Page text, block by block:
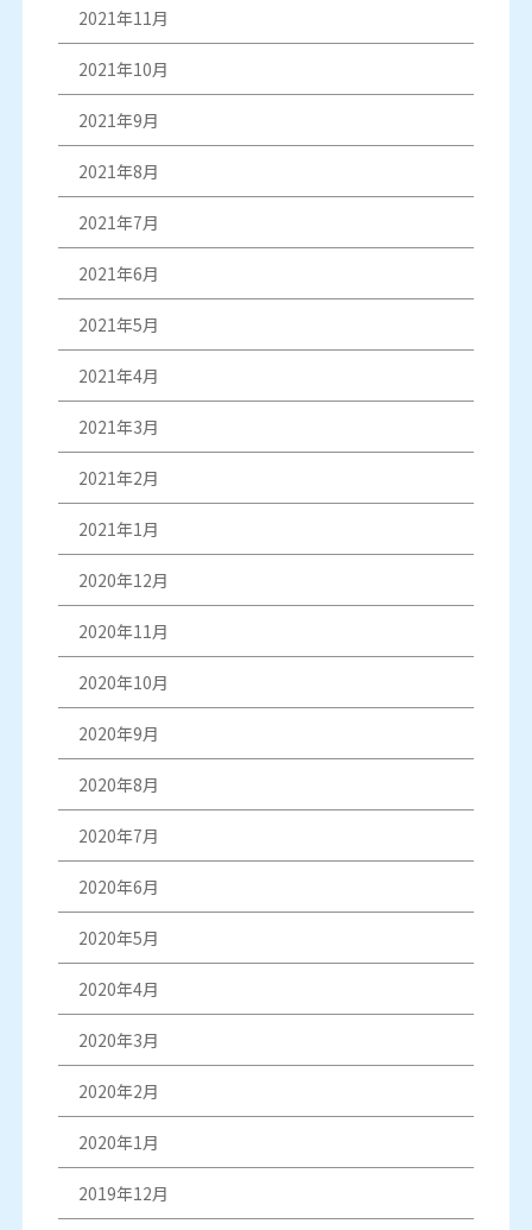
2021年11月
2021年10月
2021年9月
2021年8月
2021年7月
2021年6月
2021年5月
2021年4月
2021年3月
2021年2月
2021年1月
2020年12月
2020年11月
2020年10月
2020年9月
2020年8月
2020年7月
2020年6月
2020年5月
2020年4月
2020年3月
2020年2月
2020年1月
2019年12月